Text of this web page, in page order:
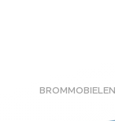
BROMMOBIELEN